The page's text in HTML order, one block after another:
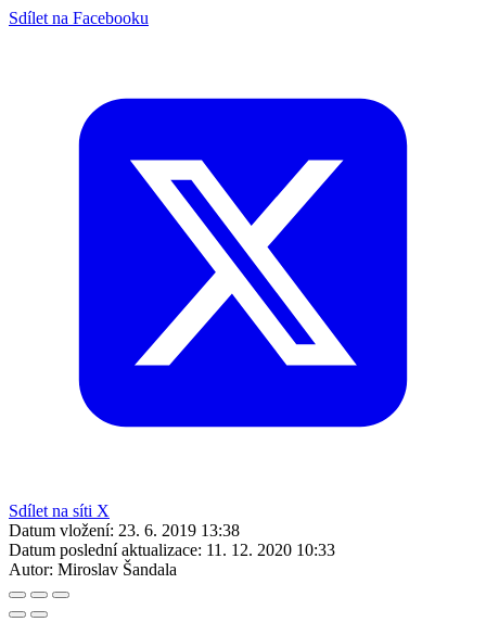
Sdílet na Facebooku
Sdílet na síti X
Datum vložení: 23. 6. 2019 13:38
Datum poslední aktualizace: 11. 12. 2020 10:33
Autor: Miroslav Šandala